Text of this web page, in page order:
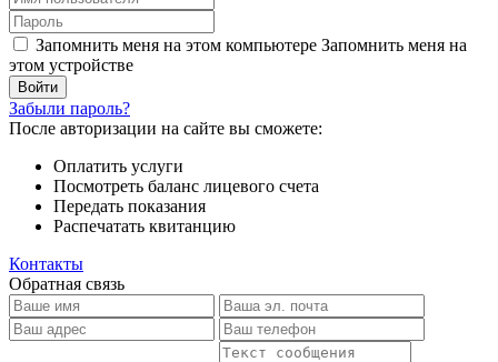
Запомнить меня на этом компьютере Запомнить меня на
этом устройстве
Забыли пароль?
После авторизации на сайте вы сможете:
Оплатить услуги
Посмотреть баланс лицевого счета
Передать показания
Распечатать квитанцию
Контакты
Обратная связь